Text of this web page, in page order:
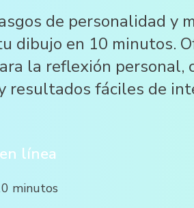
de personalidad y
dibujo en 10 minutos.
la reflexión personal,
resultados fáciles de
línea
minutos